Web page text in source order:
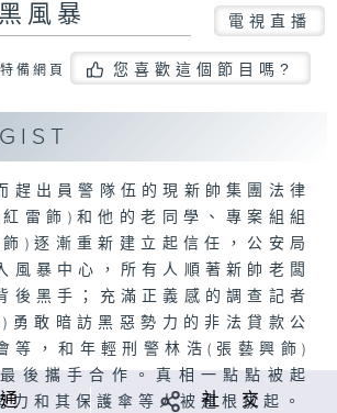
風暴 電視直播
特備網頁 您喜歡這個節目嗎?
GIST
趕出員警隊伍的現新帥集團法律
雷飾)和他的老同學、專案組組
)逐漸重新建立起信任，公安局
風暴中心，所有人順著新帥老闆
後黑手；充滿正義感的調查記者
勇敢暗訪黑惡勢力的非法貸款公
等，和年輕刑警林浩(張藝興飾)
後攜手合作。真相一點點被起
力和其保護傘等人被連根拔起。
社 交